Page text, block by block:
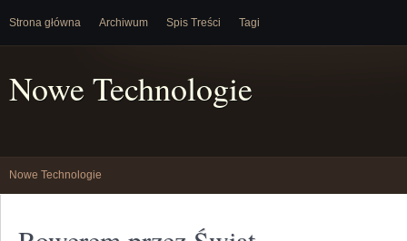
Strona główna Archiwum Spis Treści Tagi
Nowe Technologie
Nowe Technologie